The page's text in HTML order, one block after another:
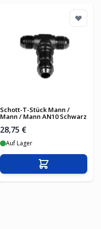
Schott-T-Stück Mann /
Mann / Mann AN10 Schwarz
28,75 €
Auf Lager
In den